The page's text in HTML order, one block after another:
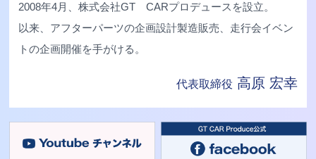
2008年4月、株式会社GT CARプロデュースを設立。
以来、アフターパーツの企画設計製造販売、走行会イベン
トの企画開催を手がける。
代表取締役 高原 宏幸